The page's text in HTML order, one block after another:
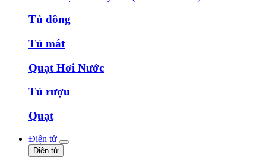
Tủ đông
Tủ mát
Quạt Hơi Nước
Tủ rượu
Quạt
Điện tử
Điện tử